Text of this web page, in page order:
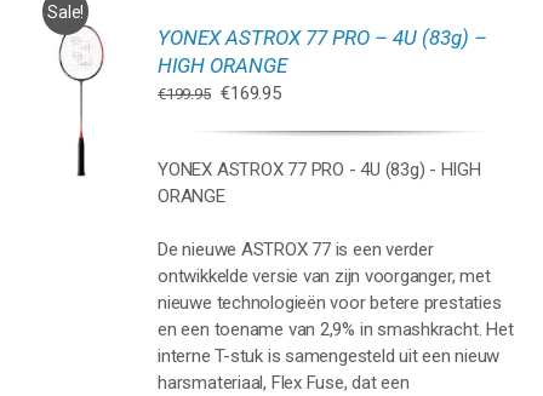
Sale!
YONEX ASTROX 77 PRO – 4U (83g) –
HIGH ORANGE
€199.95 Oorspronkelijke
€199.95.
€169.95Huidige
€169.95.
YONEX ASTROX 77 PRO - 4U (83g) - HIGH
ORANGE
De nieuwe ASTROX 77 is een verder
ontwikkelde versie van zijn voorganger, met
nieuwe technologieën voor betere prestaties
en een toename van 2,9% in smashkracht. Het
interne T-stuk is samengesteld uit een nieuw
harsmateriaal, Flex Fuse, dat een